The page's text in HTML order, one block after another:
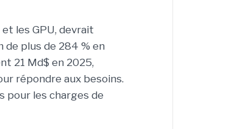
les GPU, devrait
de plus de 284 % en
21 Md$ en 2025,
répondre aux besoins.
pour les charges de